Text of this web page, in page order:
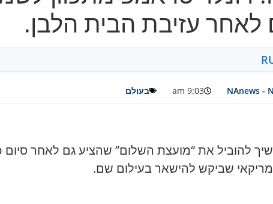
עזיבת הבית הלבן.
NAnews -
9:03 am בעולם
להוביל את “מועצת השלום” שהציע גם לאחר סיום
שביקש להישאר בעילום שם.